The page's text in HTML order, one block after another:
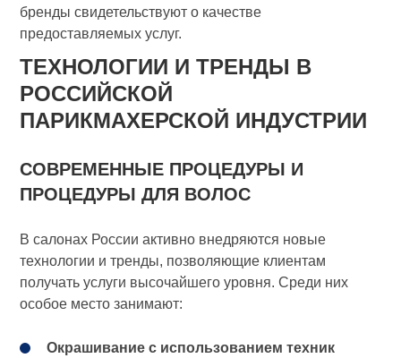
бренды свидетельствуют о качестве
предоставляемых услуг.
ТЕХНОЛОГИИ И ТРЕНДЫ В
РОССИЙСКОЙ
ПАРИКМАХЕРСКОЙ ИНДУСТРИИ
СОВРЕМЕННЫЕ ПРОЦЕДУРЫ И
ПРОЦЕДУРЫ ДЛЯ ВОЛОС
В салонах России активно внедряются новые
технологии и тренды, позволяющие клиентам
получать услуги высочайшего уровня. Среди них
особое место занимают:
Окрашивание с использованием техник